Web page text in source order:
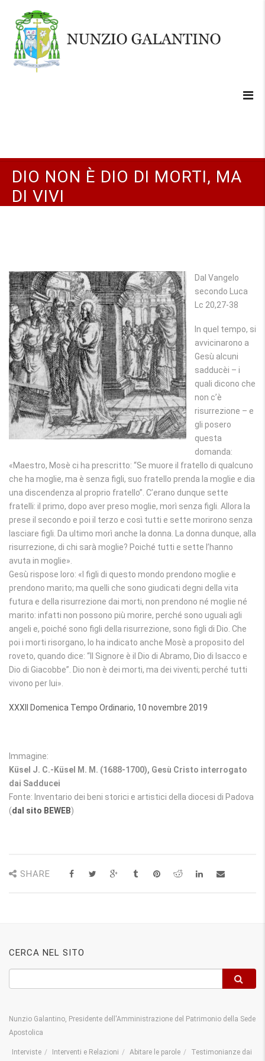
DIO NON È DIO DI MORTI, MA
DI VIVI
Dal Vangelo
secondo Luca
Lc 20,27-38
In quel tempo, si
avvicinarono a
Gesù alcuni
sadducèi – i
quali dicono che
non c’è
risurrezione – e
gli posero
questa
domanda:
«Maestro, Mosè ci ha prescritto: “Se muore il fratello di qualcuno
che ha moglie, ma è senza figli, suo fratello prenda la moglie e dia
una discendenza al proprio fratello”. C’erano dunque sette
fratelli: il primo, dopo aver preso moglie, morì senza figli. Allora la
prese il secondo e poi il terzo e così tutti e sette morirono senza
lasciare figli. Da ultimo morì anche la donna. La donna dunque, alla
risurrezione, di chi sarà moglie? Poiché tutti e sette l’hanno
avuta in moglie».
Gesù rispose loro: «I figli di questo mondo prendono moglie e
prendono marito; ma quelli che sono giudicati degni della vita
futura e della risurrezione dai morti, non prendono né moglie né
marito: infatti non possono più morire, perché sono uguali agli
angeli e, poiché sono figli della risurrezione, sono figli di Dio. Che
poi i morti risorgano, lo ha indicato anche Mosè a proposito del
roveto, quando dice: “Il Signore è il Dio di Abramo, Dio di Isacco e
Dio di Giacobbe”. Dio non è dei morti, ma dei viventi; perché tutti
vivono per lui».
XXXII Domenica Tempo Ordinario, 10 novembre 2019
Immagine:
Küsel J. C.-Küsel M. M. (1688-1700), Gesù Cristo interrogato
dai Sadducei
Fonte: Inventario dei beni storici e artistici della diocesi di Padova
(dal sito BEWEB)
SHARE
CERCA NEL SITO
Nunzio Galantino, Presidente dell'Amministrazione del Patrimonio della Sede
Apostolica
Interviste Interventi e Relazioni Abitare le parole Testimonianze dai